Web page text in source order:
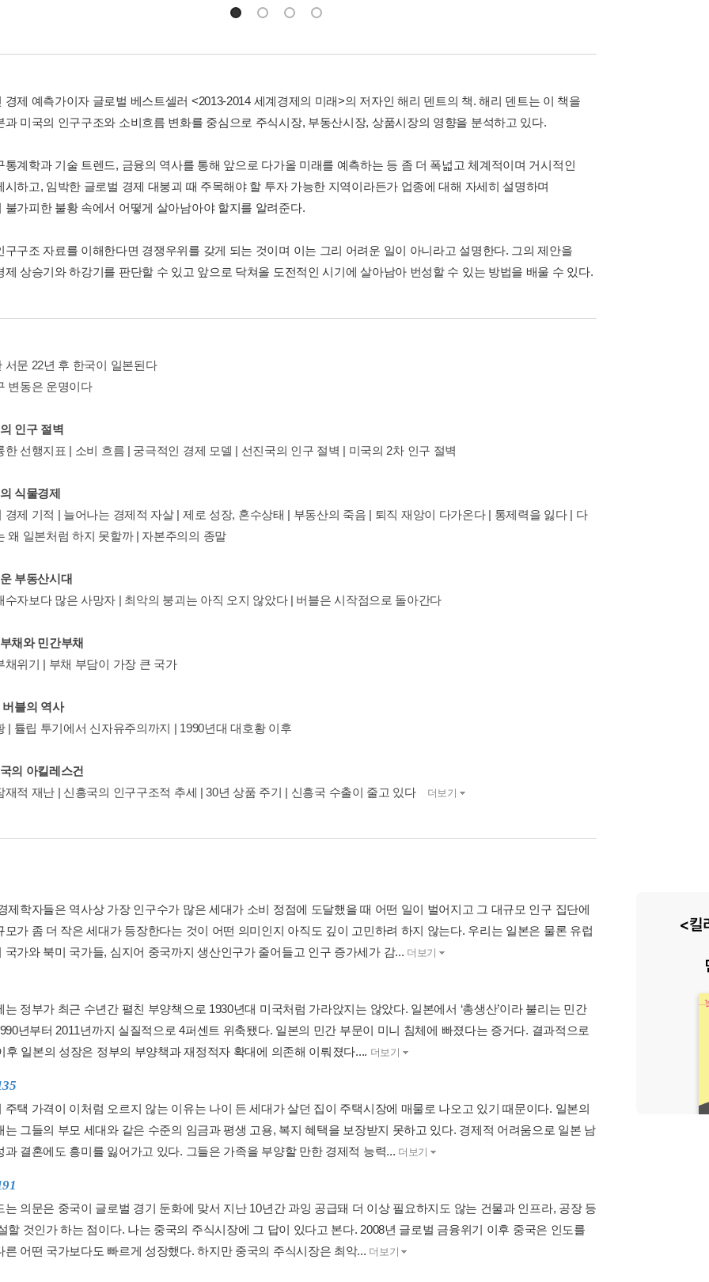
경제 예측가이자 글로벌 베스트셀러 <2013-2014 세계경제의 미래>의 저자인 해리 덴트의 책. 해리 덴트는 이 책을
과 미국의 인구구조와 소비흐름 변화를 중심으로 주식시장, 부동산시장, 상품시장의 영향을 분석하고 있다.
통계학과 기술 트렌드, 금융의 역사를 통해 앞으로 다가올 미래를 예측하는 등 좀 더 폭넓고 체계적이며 거시적인
시하고, 임박한 글로벌 경제 대붕괴 때 주목해야 할 투자 가능한 지역이라든가 업종에 대해 자세히 설명하며
불가피한 불황 속에서 어떻게 살아남아야 할지를 알려준다.
구구조 자료를 이해한다면 경쟁우위를 갖게 되는 것이며 이는 그리 어려운 일이 아니라고 설명한다. 그의 제안을
제 상승기와 하강기를 판단할 수 있고 앞으로 닥쳐올 도전적인 시기에 살아남아 번성할 수 있는 방법을 배울 수 있다.
서문 22년 후 한국이 일본된다
변동은 운명이다
인구 절벽
한 선행지표 | 소비 흐름 | 궁극적인 경제 모델 | 선진국의 인구 절벽 | 미국의 2차 인구 절벽
식물경제
경제 기적 | 늘어나는 경제적 자살 | 제로 성장, 혼수상태 | 부동산의 죽음 | 퇴직 재앙이 다가온다 | 통제력을 잃다 | 다
왜 일본처럼 하지 못할까 | 자본주의의 종말
부동산시대
수자보다 많은 사망자 | 최악의 붕괴는 아직 오지 않았다 | 버블은 시작점으로 돌아간다
채와 민간부채
채위기 | 부채 부담이 가장 큰 국가
블의 역사
| 튤립 투기에서 신자유주의까지 | 1990년대 대호황 이후
의 아킬레스건
재적 재난 | 신흥국의 인구구조적 추세 | 30년 상품 주기 | 신흥국 수출이 줄고 있다
더보기
제학자들은 역사상 가장 인구수가 많은 세대가 소비 정점에 도달했을 때 어떤 일이 벌어지고 그 대규모 인구 집단에
모가 좀 더 작은 세대가 등장한다는 것이 어떤 의미인지 아직도 깊이 고민하려 하지 않는다. 우리는 일본은 물론 유럽
국가와 북미 국가들, 심지어 중국까지 생산인구가 줄어들고 인구 증가세가 감... 더보기
는 정부가 최근 수년간 펼친 부양책으로 1930년대 미국처럼 가라앉지는 않았다. 일본에서 ‘총생산’이라 불리는 민간
년부터 2011년까지 실질적으로 4퍼센트 위축됐다. 일본의 민간 부문이 미니 침체에 빠졌다는 증거다. 결과적으로
후 일본의 성장은 정부의 부양책과 재정적자 확대에 의존해 이뤄졌다.... 더보기
주택 가격이 이처럼 오르지 않는 이유는 나이 든 세대가 살던 집이 주택시장에 매물로 나오고 있기 때문이다. 일본의
는 그들의 부모 세대와 같은 수준의 임금과 평생 고용, 복지 혜택을 보장받지 못하고 있다. 경제적 어려움으로 일본 남
과 결혼에도 흥미를 잃어가고 있다. 그들은 가족을 부양할 만한 경제적 능력... 더보기
는 의문은 중국이 글로벌 경기 둔화에 맞서 지난 10년간 과잉 공급돼 더 이상 필요하지도 않는 건물과 인프라, 공장 등
할 것인가 하는 점이다. 나는 중국의 주식시장에 그 답이 있다고 본다. 2008년 글로벌 금융위기 이후 중국은 인도를
른 어떤 국가보다도 빠르게 성장했다. 하지만 중국의 주식시장은 최악... 더보기